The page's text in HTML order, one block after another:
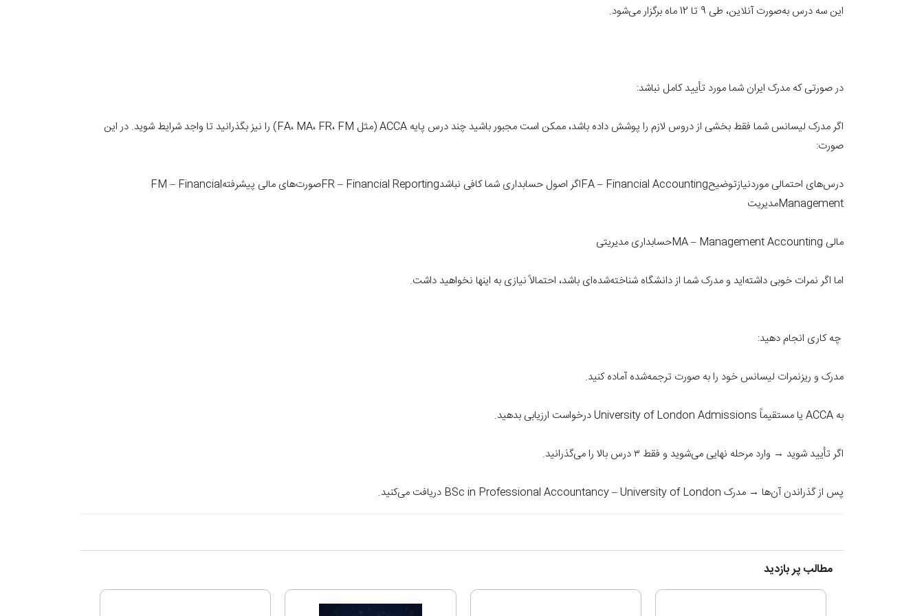
این سه درس به‌صورت آنلاین، طی 9 تا 12 ماه برگزار می‌شود.
در صورتی که مدرک ایران شما مورد تأیید کامل نباشد:
اگر مدرک لیسانس شما فقط بخشی از دروس لازم را پوشش داده باشد، ممکن است مجبور باشید چند درس پایه ACCA (مثل FA، MA، FR، FM) را نیز بگذرانید تا واجد شرایط شوید. در این
صورت:
درس‌های احتمالی موردنیازتوضیحFA – Financial Accountingاگر اصول حسابداری شما کافی نباشدFR – Financial Reportingصورت‌های مالی پیشرفتهFM – Financial
Managementمدیریت
مالی MA – Management Accountingحسابداری مدیریتی
اما اگر نمرات خوبی داشته‌اید و مدرک شما از دانشگاه شناخته‌شده‌ای باشد، احتمالاً نیازی به اینها نخواهید داشت.
چه کاری انجام دهید:
مدرک و ریزنمرات لیسانس خود را به صورت ترجمه‌شده آماده کنید.
به ACCA یا مستقیماً University of London Admissions درخواست ارزیابی بدهید.
اگر تأیید شوید → وارد مرحله نهایی می‌شوید و فقط ۳ درس بالا را می‌گذرانید.
پس از گذراندن آن‌ها → مدرک BSc in Professional Accountancy – University of London دریافت می‌کنید.
مطالب پر بازدید